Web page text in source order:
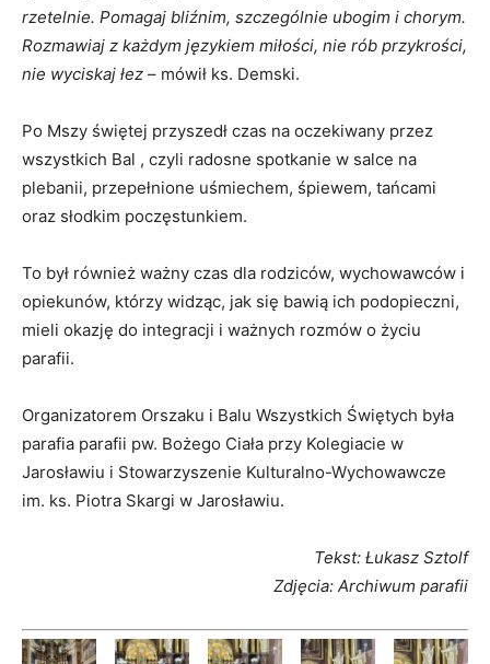
rzetelnie. Pomagaj bliźnim, szczególnie ubogim i chorym.
Rozmawiaj z każdym językiem miłości, nie rób przykrości,
nie wyciskaj łez – mówił ks. Demski.
Po Mszy świętej przyszedł czas na oczekiwany przez
wszystkich Bal , czyli radosne spotkanie w salce na
plebanii, przepełnione uśmiechem, śpiewem, tańcami
oraz słodkim poczęstunkiem.
To był również ważny czas dla rodziców, wychowawców i
opiekunów, którzy widząc, jak się bawią ich podopieczni,
mieli okazję do integracji i ważnych rozmów o życiu
parafii.
Organizatorem Orszaku i Balu Wszystkich Świętych była
parafia parafii pw. Bożego Ciała przy Kolegiacie w
Jarosławiu i Stowarzyszenie Kulturalno-Wychowawcze
im. ks. Piotra Skargi w Jarosławiu.
Tekst: Łukasz Sztolf
Zdjęcia: Archiwum parafii